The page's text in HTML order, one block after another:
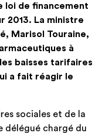
loi de financement
2013. La ministre
Marisol Touraine,
à
baisses tarifaires
a fait réagir le
sociales et de la
délégué chargé du